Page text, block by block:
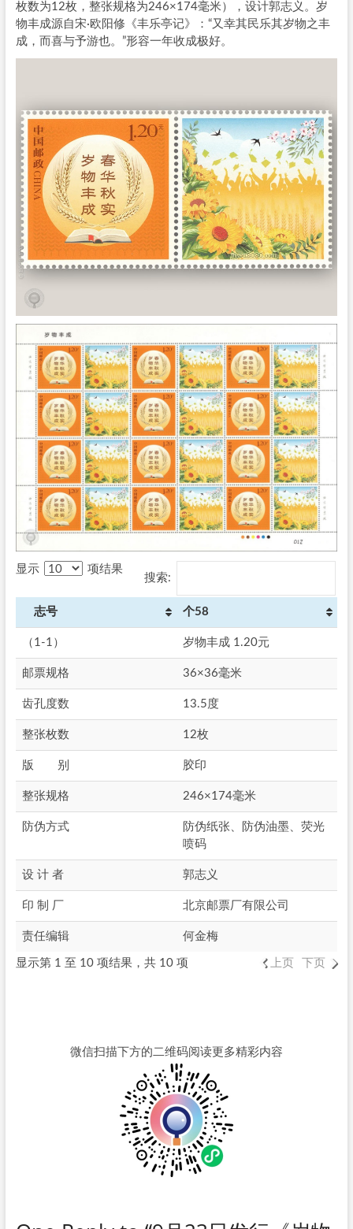
枚数为12枚，整张规格为246×174毫米），设计郭志义。岁
物丰成源自宋·欧阳修《丰乐亭记》：“又幸其民乐其岁物之丰
成，而喜与予游也。”形容一年收成极好。
显示 项结果
搜索:
志号 个58
（1-1） 岁物丰成 1.20元
邮票规格 36×36毫米
齿孔度数 13.5度
整张枚数 12枚
版 别 胶印
整张规格 246×174毫米
防伪方式
防伪纸张、防伪油墨、荧光
喷码
设 计 者 郭志义
印 制 厂 北京邮票厂有限公司
责任编辑 何金梅
显示第 1 至 10 项结果，共 10 项 上页 下页
微信扫描下方的二维码阅读更多精彩内容